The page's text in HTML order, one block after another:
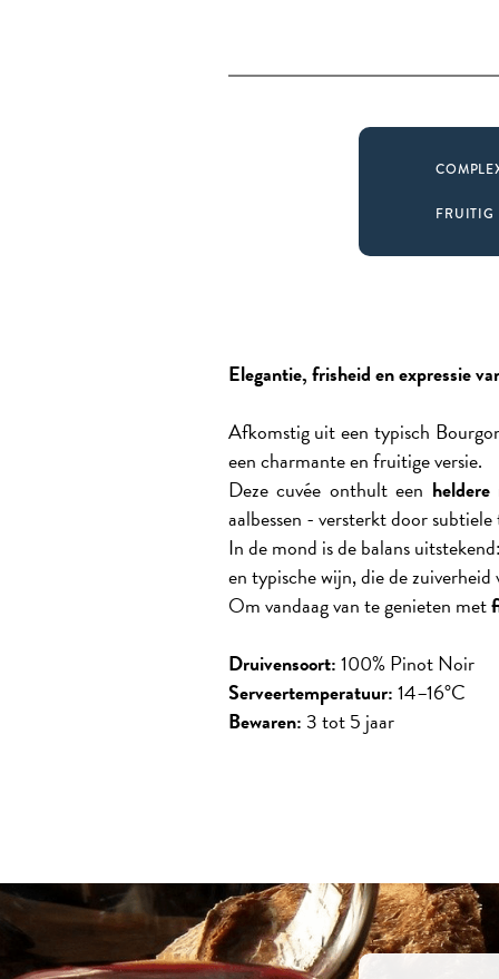
FRUITIG
Elegantie, frisheid en expressie
Afkomstig uit een typisch
een charmante en fruitige versie.
Deze cuvée onthult een
aalbessen - versterkt door
In de mond is de balans
en typische wijn, die de
Om vandaag van te genieten met
Druivensoort:100% Pinot Noir
Serveertemperatuur:14–16°C
Bewaren:3 tot 5 jaar